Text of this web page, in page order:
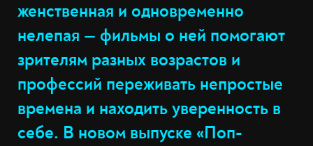
женственная и одновременно
нелепая — фильмы о ней помогают
зрителям разных возрастов и
профессий переживать непростые
времена и находить уверенность в
себе. В новом выпуске «Поп-